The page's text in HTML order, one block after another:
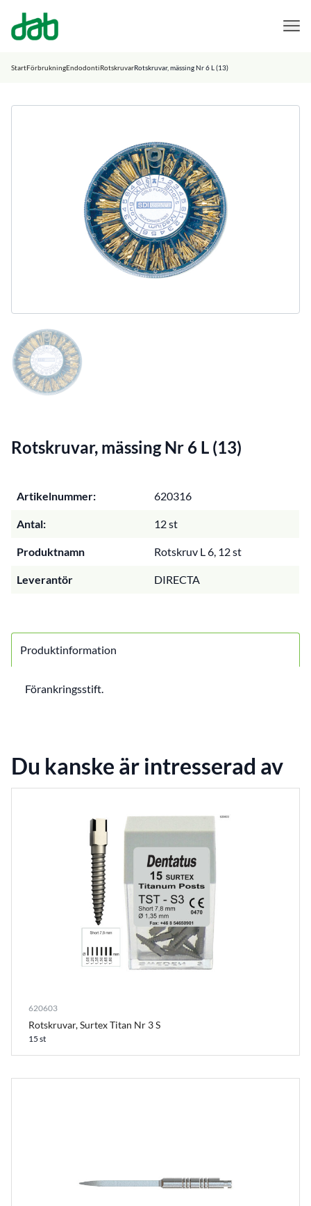
DAB Dental
StartFörbrukningEndodontiRotskruvarRotskruvar, mässing Nr 6 L (13)
Rotskruvar, mässing Nr 6 L (13)
Artikelnummer: 620316
Antal: 12 st
Produktnamn Rotskruv L 6, 12 st
Leverantör DIRECTA
Produktinformation
Förankringsstift.
Du kanske är intresserad av
620603
Rotskruvar, Surtex Titan Nr 3 S
15 st